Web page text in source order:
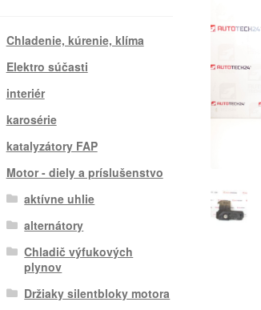
Chladenie, kúrenie, klíma
Elektro súčasti
interiér
karosérie
katalyzátory FAP
Motor - diely a príslušenstvo
aktívne uhlie
alternátory
Chladič výfukových
plynov
Držiaky silentbloky motora